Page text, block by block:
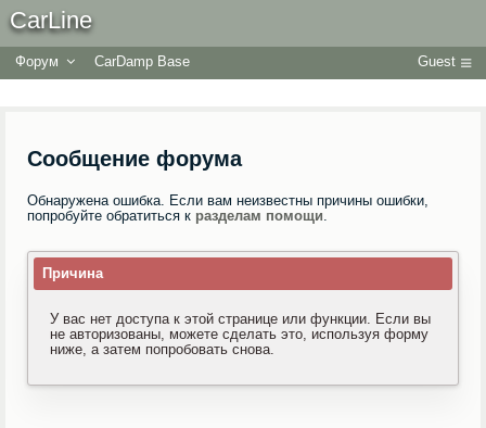
CarLine
Форум CarDamp Base Guest
Сообщение форума
Обнаружена ошибка. Если вам неизвестны причины ошибки,
попробуйте обратиться к разделам помощи.
Причина
У вас нет доступа к этой странице или функции. Если вы
не авторизованы, можете сделать это, используя форму
ниже, а затем попробовать снова.